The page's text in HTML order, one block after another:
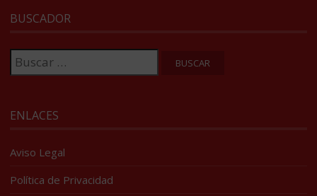
BUSCADOR
Buscar:
ENLACES
Aviso Legal
Política de Privacidad